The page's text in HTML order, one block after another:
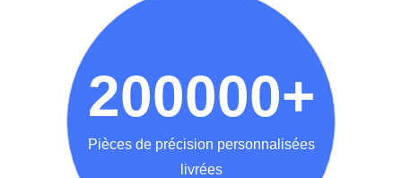
200000+
Pièces de précision personnalisées
livrées